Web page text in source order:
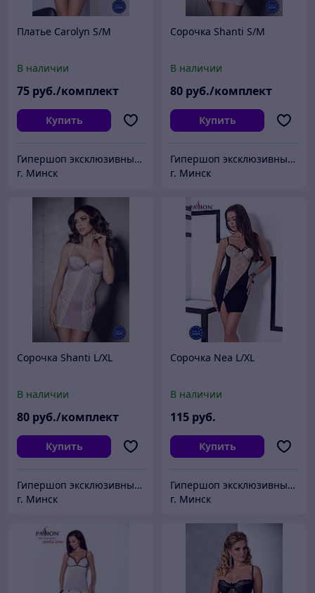
Платье Carolyn S/M
В наличии
75 руб./комплект
Купить
Гипершоп эксклюзивных товаров
г. Минск
Сорочка Shanti S/M
В наличии
80 руб./комплект
Купить
Гипершоп эксклюзивных товаров
г. Минск
Сорочка Shanti L/XL
В наличии
80 руб./комплект
Купить
Гипершоп эксклюзивных товаров
г. Минск
Сорочка Nea L/XL
В наличии
115 руб.
Купить
Гипершоп эксклюзивных товаров
г. Минск